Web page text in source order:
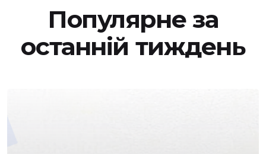
Популярне за
останній тиждень